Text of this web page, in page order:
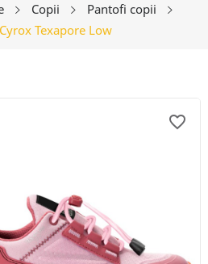
Copii
Pantofi copii
Texapore Low
favorite_border